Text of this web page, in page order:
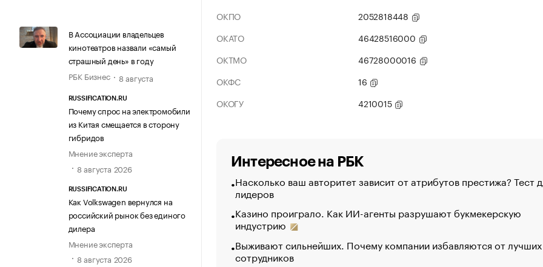
В Ассоциации владельцев
кинотеатров назвали «самый
страшный день» в году
РБК Бизнес
8 августа
RUSSIFICATION.RU
Почему спрос на электромобили
из Китая смещается в сторону
гибридов
Мнение эксперта
8 августа 2026
RUSSIFICATION.RU
Как Volkswagen вернулся на
российский рынок без единого
дилера
Мнение эксперта
8 августа 2026
ОКПО
2052818448
ОКАТО
46428516000
ОКТМО
46728000016
ОКФС
16
ОКОГУ
4210015
Интересное на РБК
Насколько ваш авторитет зависит от атрибутов престижа? Тест
лидеров
Казино проиграло. Как ИИ-агенты разрушают букмекерскую
индустрию
Выживают сильнейших. Почему компании избавляются от лучших
сотрудников